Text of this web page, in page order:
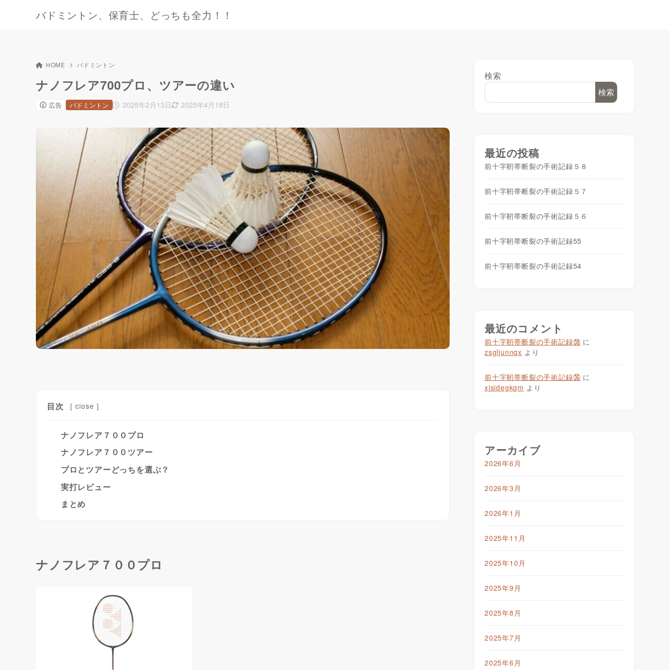
バドミントン、保育士、どっちも全力！！
HOME バドミントン
ナノフレア700プロ、ツアーの違い
広告 2025年2月13日 2025年4月18日
バドミントン
目次 [ close ]
ナノフレア７００プロ
ナノフレア７００ツアー
プロとツアーどっちを選ぶ？
実打レビュー
まとめ
ナノフレア７００プロ
検索
検索
最近の投稿
前十字靭帯断裂の手術記録５８
前十字靭帯断裂の手術記録５７
前十字靭帯断裂の手術記録５６
前十字靭帯断裂の手術記録55
前十字靭帯断裂の手術記録54
最近のコメント
前十字靭帯断裂の手術記録㊳ に
zsgljunnqx より
前十字靭帯断裂の手術記録㊱ に
xjsidegkgm より
アーカイブ
2026年6月
2026年3月
2026年1月
2025年11月
2025年10月
2025年9月
2025年8月
2025年7月
2025年6月